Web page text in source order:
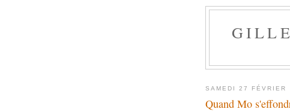
SAMEDI 27 FÉVRIER
Quand Mo